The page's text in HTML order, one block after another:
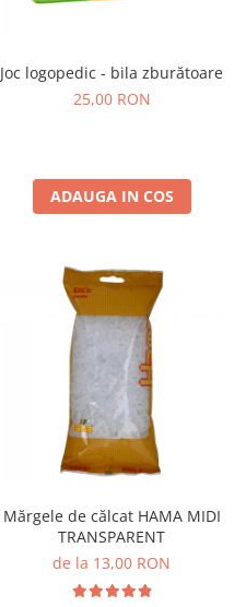
Joc logopedic - bila zburătoare
25,00 RON
ADAUGA IN COS
Mărgele de călcat HAMA MIDI
TRANSPARENT
de la 13,00 RON